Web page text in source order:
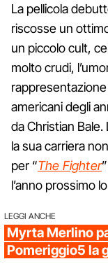
La pellicola
riscosse un
un piccolo cult,
molto crudi,
americani degli
da Christian Bale.
la sua carriera
per “The Fighter
l’anno prossimo
LEGGI ANCHE
Myrta Merlino
Pomeriggio5 la